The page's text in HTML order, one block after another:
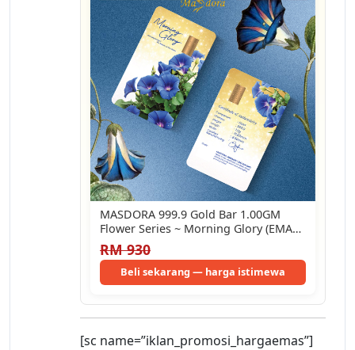
MASDORA 999.9 Gold Bar 1.00GM
Flower Series ~ Morning Glory (EMAS
999.9/24K)
RM 930
Beli sekarang — harga istimewa
[sc name=”iklan_promosi_hargaemas”]